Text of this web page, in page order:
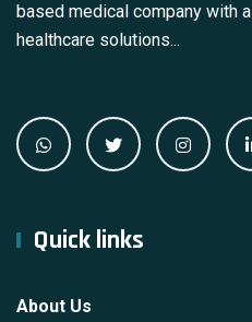
based medical company with
healthcare solutions...
Quick links
About Us